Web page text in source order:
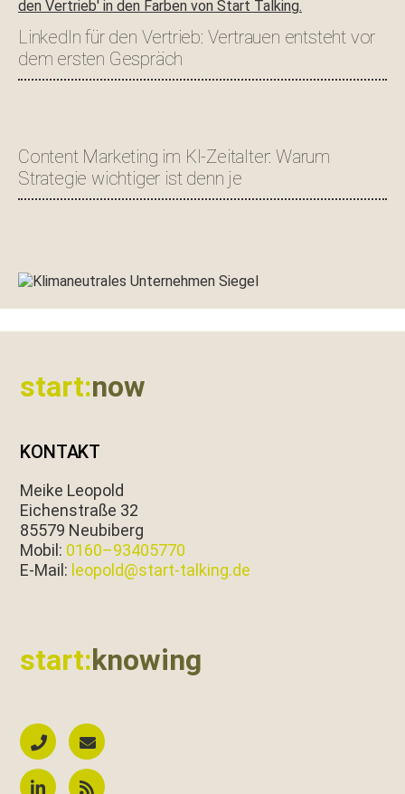
LinkedIn für den Vertrieb: Vertrauen entsteht vor
dem ersten Gespräch
Content Marketing im KI-Zeitalter: Warum
Strategie wichtiger ist denn je
start:now
KONTAKT
Meike Leopold
Eichen­straße 32
85579 Neubiberg
Mobil: 0160–93405770
E‑Mail: leopold@start-talking.de
start:knowing